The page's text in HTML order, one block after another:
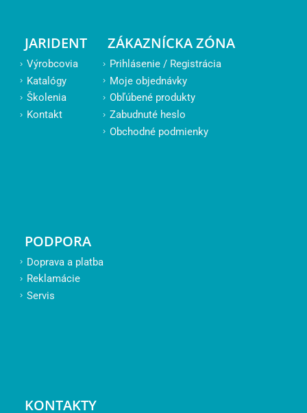
JARIDENT
Výrobcovia
Katalógy
Školenia
Kontakt
ZÁKAZNÍCKA ZÓNA
Prihlásenie / Registrácia
Moje objednávky
Obľúbené produkty
Zabudnuté heslo
Obchodné podmienky
PODPORA
Doprava a platba
Reklamácie
Servis
KONTAKTY